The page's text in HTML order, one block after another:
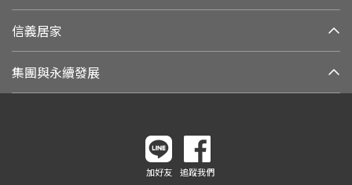
信義居家
集團與永續發展
加好友 追蹤我們